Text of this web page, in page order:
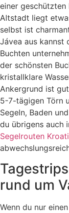
einer
Altstadt liegt
selbst ist
Jávea aus kannst
Buchten
der schönsten
kristallklare
Ankergrund ist
5-7-tägigen Törn
Segeln, Baden
du übrigens auch
Segelrouten
rund um
Wenn du nur